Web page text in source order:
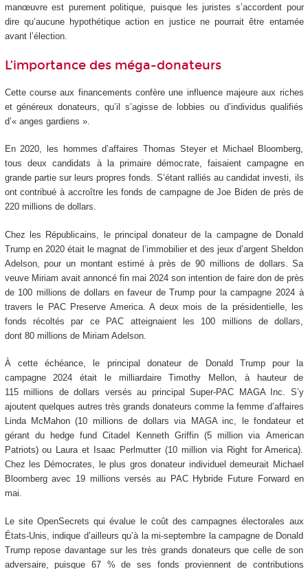
manœuvre est purement politique, puisque les juristes s’accordent pour
dire qu’aucune hypothétique action en justice ne pourrait être entamée
avant l’élection.
L’importance des méga-donateurs
Cette course aux financements confère une influence majeure aux riches
et généreux donateurs, qu’il s’agisse de lobbies ou d’individus qualifiés
d’« anges gardiens ».
En 2020, les hommes d’affaires Thomas Steyer et Michael Bloomberg,
tous deux candidats à la primaire démocrate, faisaient campagne en
grande partie sur leurs propres fonds. S’étant ralliés au candidat investi, ils
ont contribué à accroître les fonds de campagne de Joe Biden de près de
220 millions de dollars.
Chez les Républicains, le principal donateur de la campagne de Donald
Trump en 2020 était le magnat de l’immobilier et des jeux d’argent Sheldon
Adelson, pour un montant estimé à près de 90 millions de dollars. Sa
veuve Miriam avait annoncé fin mai 2024 son intention de faire don de près
de 100 millions de dollars en faveur de Trump pour la campagne 2024 à
travers le PAC Preserve America. A deux mois de la présidentielle, les
fonds récoltés par ce PAC atteignaient les 100 millions de dollars,
dont 80 millions de Miriam Adelson.
À cette échéance, le principal donateur de Donald Trump pour la
campagne 2024 était le milliardaire Timothy Mellon, à hauteur de
115 millions de dollars versés au principal Super-PAC MAGA Inc. S’y
ajoutent quelques autres très grands donateurs comme la femme d’affaires
Linda McMahon (10 millions de dollars via MAGA inc, le fondateur et
gérant du hedge fund Citadel Kenneth Griffin (5 million via American
Patriots) ou Laura et Isaac Perlmutter (10 million via Right for America).
Chez les Démocrates, le plus gros donateur individuel demeurait Michael
Bloomberg avec 19 millions versés au PAC Hybride Future Forward en
mai.
Le site OpenSecrets qui évalue le coût des campagnes électorales aux
États-Unis, indique d’ailleurs qu’à la mi-septembre la campagne de Donald
Trump repose davantage sur les très grands donateurs que celle de son
adversaire, puisque 67 % de ses fonds proviennent de contributions